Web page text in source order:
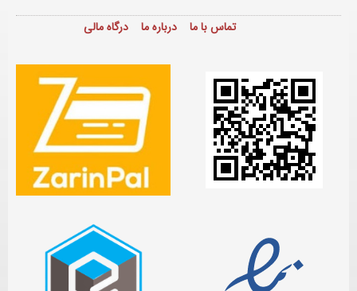
تماس با ما درباره ما درگاه مالی